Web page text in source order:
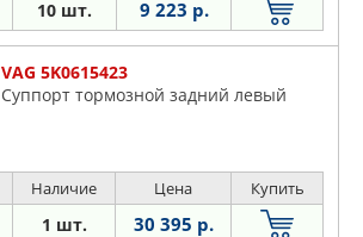
10 шт. 9 223 р.
VAG 5K0615423
Суппорт тормозной задний левый
Наличие Цена Купить
1 шт. 30 395 р.